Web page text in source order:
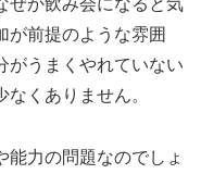
ぜか飲み会になると気
が前提のような雰囲
がうまくやれていない
くありません。
能力の問題なのでしょ